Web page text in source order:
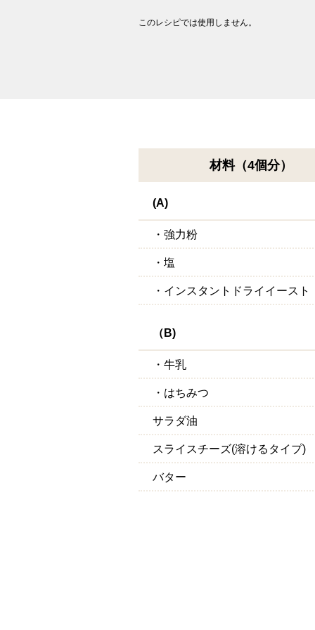
このレシピでは使用しません。
材料（4個分）
(A)
・強力粉
・塩
・インスタントドライイースト
（B)
・牛乳
・はちみつ
サラダ油
スライスチーズ(溶けるタイプ)
バター